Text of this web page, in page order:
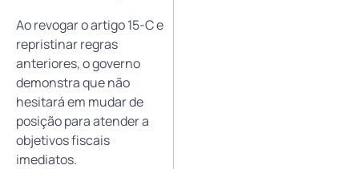
Ao revogar o artigo 15-C e
repristinar regras
anteriores, o governo
demonstra que não
hesitará em mudar de
posição para atender a
objetivos fiscais
imediatos.